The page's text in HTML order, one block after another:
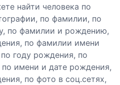
найти человека по
по фамилии, по
по фамилии и рождению,
по фамилии имени
году рождения, по
имени и дате рождения,
по фото в соц.сетях,